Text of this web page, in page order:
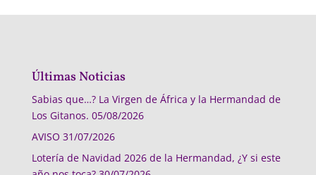
Últimas Noticias
Sabias que…? La Virgen de África y la Hermandad de
Los Gitanos. 05/08/2026
AVISO 31/07/2026
Lotería de Navidad 2026 de la Hermandad, ¿Y si este